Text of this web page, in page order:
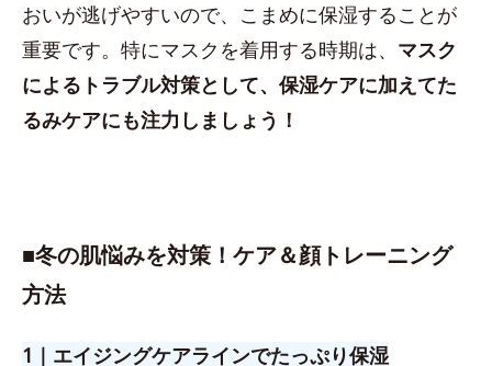
おいが逃げやすいので、こまめに保湿することが
重要です。特にマスクを着用する時期は、 マスク
によるトラブル対策として、保湿ケアに加えてた
るみケアにも注力しましょう！
■冬の肌悩みを対策！ケア＆顔トレーニング
方法
1｜エイジングケアラインでたっぷり保湿